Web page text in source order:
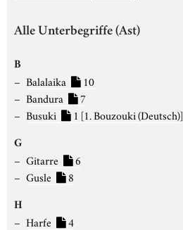
Alle Unterbegriffe (Ast)
B
Balalaika
10
Bandura
7
Busuki
1 [1. Bouzouki (Deutsch)]
G
Gitarre
6
Gusle
8
H
Harfe 4